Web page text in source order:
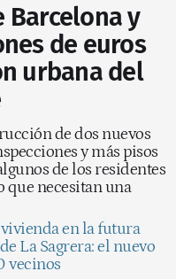
Barcelona y
de euros
urbana del
de dos nuevos
y más pisos
de los residentes
que necesitan una
en la futura
La Sagrera: el nuevo
vecinos